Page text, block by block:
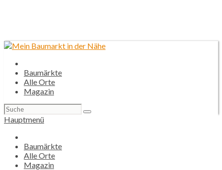
Baumärkte
Alle Orte
Magazin
Suchen
nach:
Hauptmenü
Baumärkte
Alle Orte
Magazin